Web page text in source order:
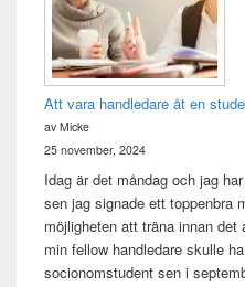
Att vara handledare åt en
av Micke
25 november, 2024
Idag är det måndag och jag
sen jag signade ett toppenbra
möjligheten att träna innan
min fellow handledare skulle
socionomstudent sen i